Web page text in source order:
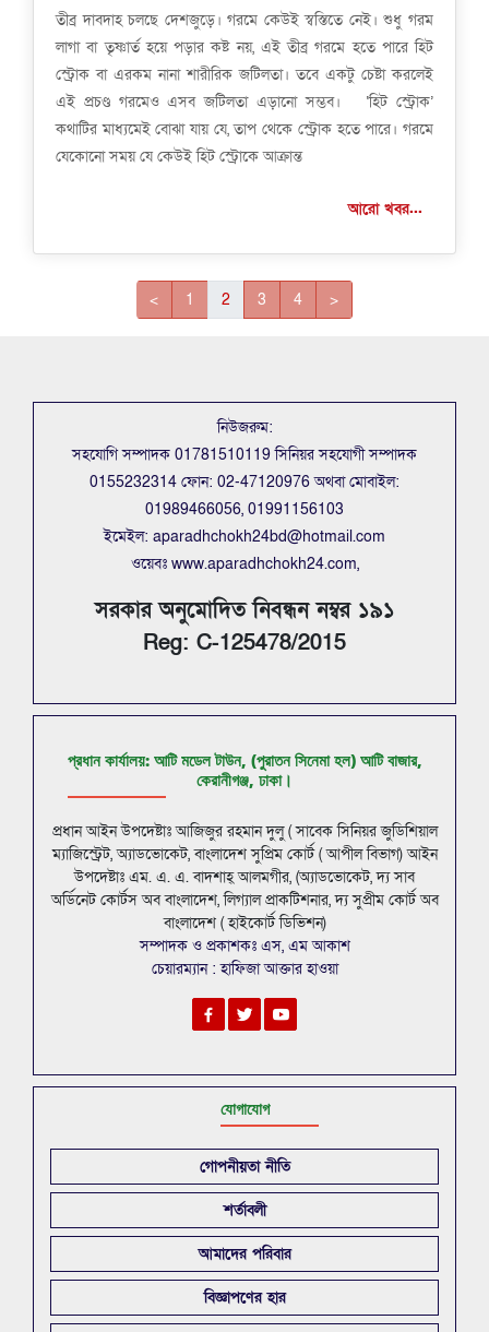
তীব্র দাবদাহ চলছে দেশজুড়ে। গরমে কেউই স্বস্তিতে নেই। শুধু গরম
লাগা বা তৃষ্ণার্ত হয়ে পড়ার কষ্ট নয়, এই তীব্র গরমে হতে পারে হিট
স্ট্রোক বা এরকম নানা শারীরিক জটিলতা। তবে একটু চেষ্টা করলেই
এই প্রচণ্ড গরমেও এসব জটিলতা এড়ানো সম্ভব। ‘হিট স্ট্রোক’
কথাটির মাধ্যমেই বোঝা যায় যে, তাপ থেকে স্ট্রোক হতে পারে। গরমে
যেকোনো সময় যে কেউই হিট স্ট্রোকে আক্রান্ত
আরো খবর...
< 1 2 3 4 >
নিউজরুম:
সহযোগি সম্পাদক 01781510119 সিনিয়র সহযোগী সম্পাদক
0155232314 ফোন: 02-47120976 অথবা মোবাইল:
01989466056, 01991156103
ইমেইল: aparadhchokh24bd@hotmail.com
ওয়েবঃ www.aparadhchokh24.com,
সরকার অনুমোদিত নিবন্ধন নম্বর ১৯১
Reg: C-125478/2015
প্রধান কার্যালয়: আটি মডেল টাউন, (পুরাতন সিনেমা হল) আটি বাজার,
কেরানীগঞ্জ, ঢাকা।
প্রধান আইন উপদেষ্টাঃ আজিজুর রহমান দুলু ( সাবেক সিনিয়র জুডিশিয়াল
ম্যাজিস্ট্রেট, অ্যাডভোকেট, বাংলাদেশ সুপ্রিম কোর্ট ( আপীল বিভাগ) আইন
উপদেষ্টাঃ এম. এ. এ. বাদশাহ্ আলমগীর, (অ্যাডভোকেট, দ্য সাব
অর্ডিনেট কোর্টস অব বাংলাদেশ, লিগ্যাল প্রাকটিশনার, দ্য সুপ্রীম কোর্ট অব
বাংলাদেশ ( হাইকোর্ট ডিভিশন)
সম্পাদক ও প্রকাশকঃ এস, এম আকাশ
চেয়ারম্যান : হাফিজা আক্তার হাওয়া
যোগাযোগ
গোপনীয়তা নীতি
শর্তাবলী
আমাদের পরিবার
বিজ্ঞাপণের হার